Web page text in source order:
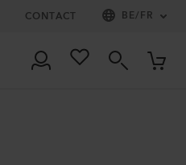
CONTACT BE/FR